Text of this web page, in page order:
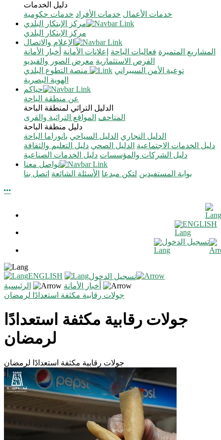
دليل الخدمات
خدمات حكومية خدمات الأفراد خدمات الأعمال
مركز الإبتكار البلدي
مركز الإبتكار البلدي
الإعلام والاتصال
أخبار الأمانة إعلانات الأمانة فعاليات الباحة المشاريع المتميزة
معرض الصور والفيديو الفرص الاستثمارية
منصة التطوع البلدي
توعية الأمن السيبراني
الهوية البصرية
حياكم
عن منطقة الباحة
الدليل التراثي لمنطقة الباحة
المواقع التراثية والقرى المتاحف
دليل منطقة الباحة
بانوراما الباحة الدليل السياحي الدليل التجاري
دليل التعليم والثقافة الدليل الصحي دليل الخدمات الاجتماعية
دليل الخدمات الصناعية دليل الشركات والمؤسسات
تواصل معنا
اتصل بنا الأسئلة الشائعة لتكن مبدعا بوابة المستفيدين
ENGLISH
تسجيل الدخول
ENGLISH
تسجيل الدخول
الرئيسية
أخبار الأمانة
جولات رقابية مكثفة استعدادًا لرمضان
جولات رقابية مكثفة استعدادًا
لرمضان
جولات رقابية مكثفة استعدادًا لرمضان